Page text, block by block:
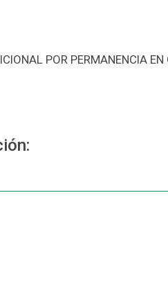
POR PERMANENCIA EN